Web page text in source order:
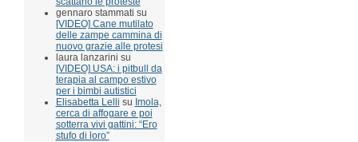
gennaro stammati su
[VIDEO] Cane mutilato
delle zampe cammina di
nuovo grazie alle protesi
laura lanzarini su
[VIDEO] USA: i pitbull da
terapia al campo estivo
per i bimbi autistici
Elisabetta Lelli su Imola,
cerca di affogare e poi
sotterra vivi gattini: “Ero
stufo di loro”